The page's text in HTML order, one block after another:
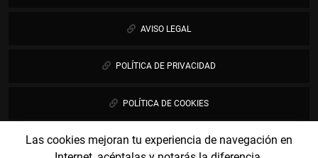
Las cookies mejoran tu experiencia de navegación en
AVISO LEGAL
POLÍTICA DE PRIVACIDAD
POLÍTICA DE COOKIES
PUBLICIDAD